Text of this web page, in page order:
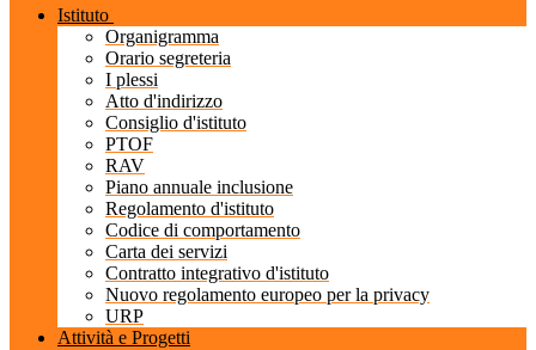
Istituto
Organigramma
Orario segreteria
I plessi
Atto d'indirizzo
Consiglio d'istituto
PTOF
RAV
Piano annuale inclusione
Regolamento d'istituto
Codice di comportamento
Carta dei servizi
Contratto integrativo d'istituto
Nuovo regolamento europeo per la privacy
URP
Attività e Progetti